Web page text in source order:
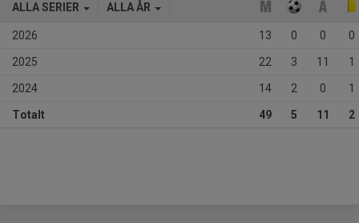
ALLA SERIER ALLA ÅR
2026 13 0 0 0
2025 22 3 11 1
2024 14 2 0 1
Totalt 49 5 11 2